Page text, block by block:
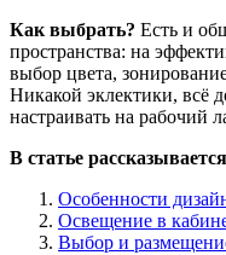
Как выбрать? Есть и
пространства: на
выбор цвета,
Никакой эклектики, всё
настраивать на рабочий
В статье
Особенности
Освещение в
Выбор и